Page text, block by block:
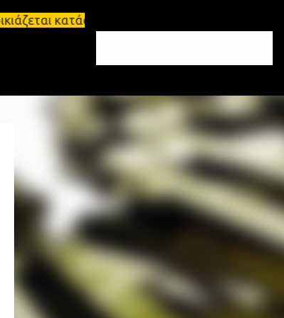
κατάστημα 134 τ.μ, με υπόγειο 124τ.μ